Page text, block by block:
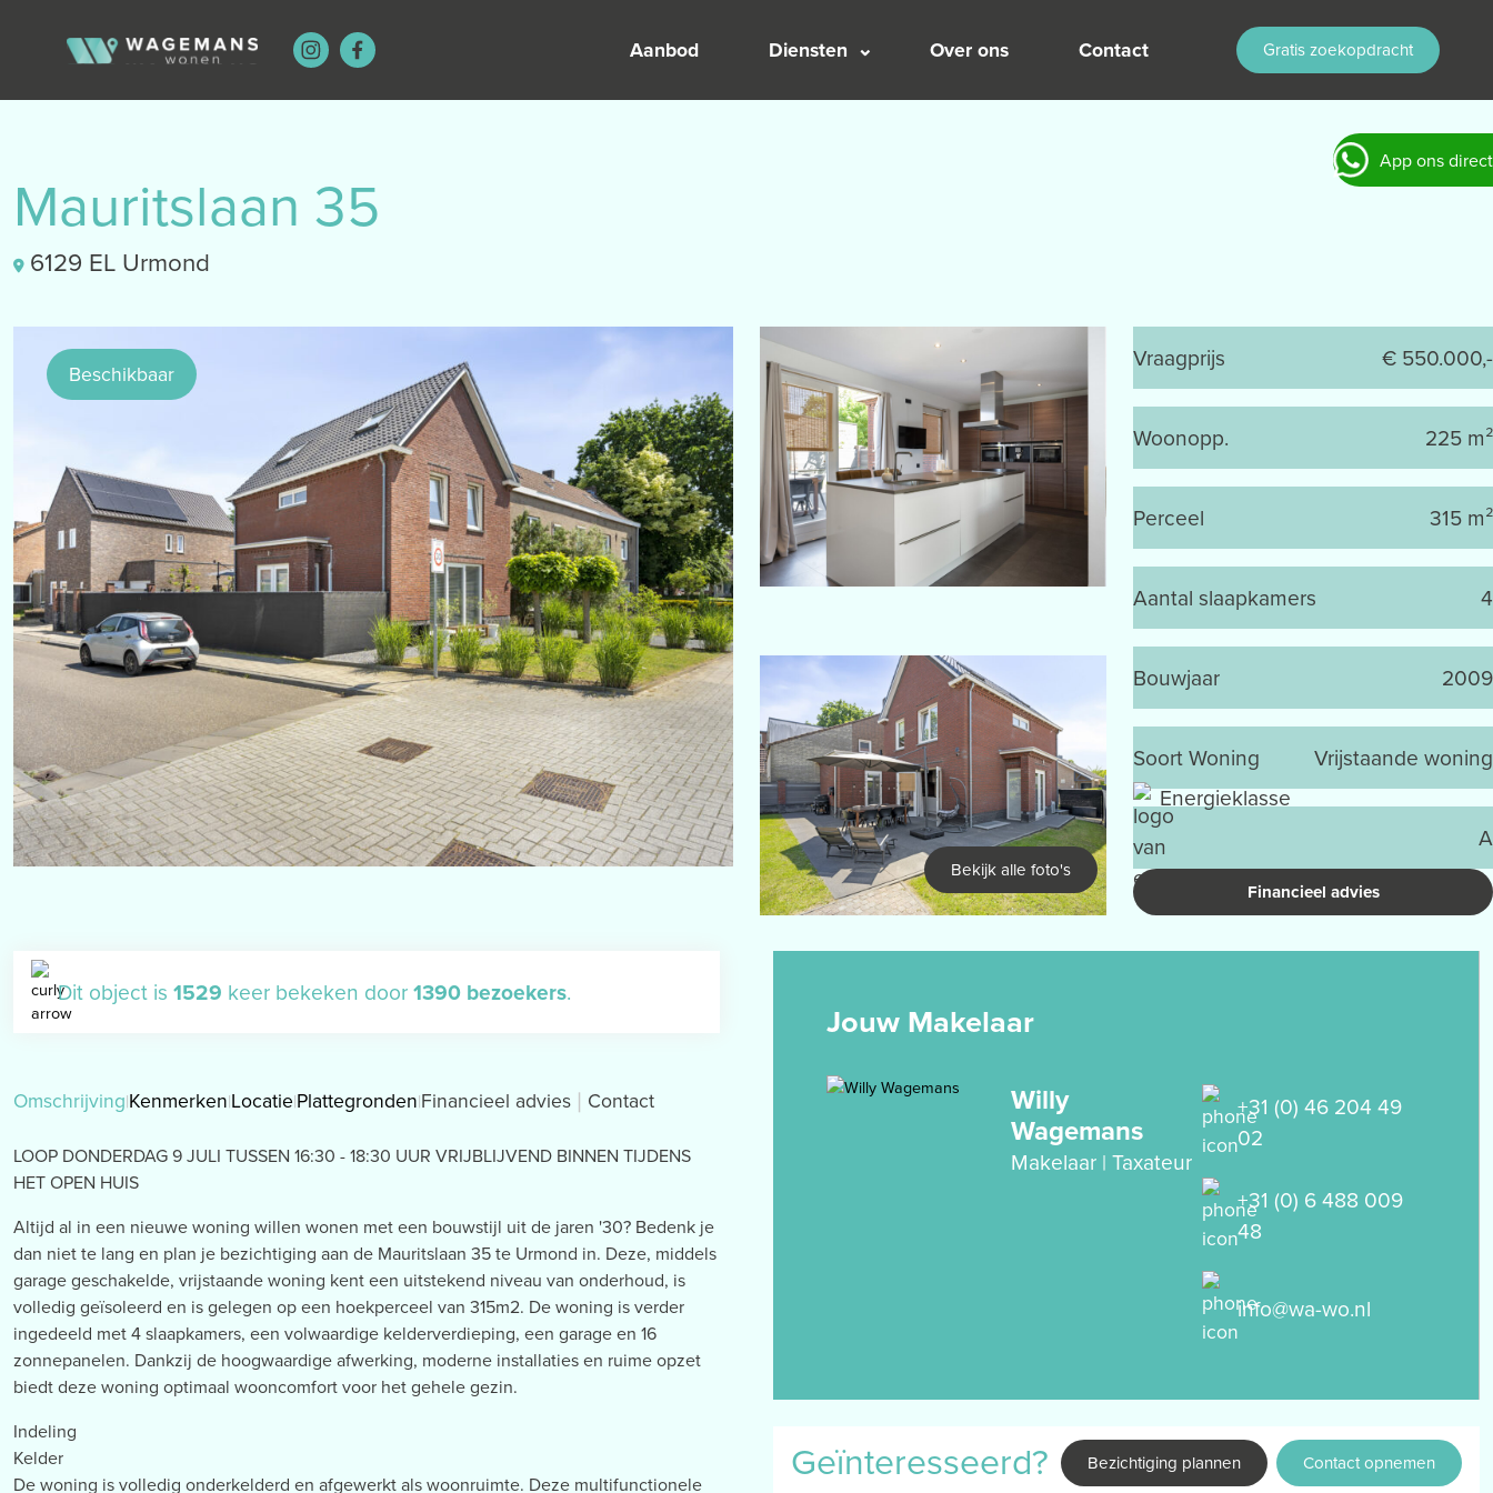
Aanbod Diensten Over ons Contact Gratis zoekopdracht
App ons direct
Mauritslaan 35
6129 EL Urmond
Beschikbaar
Bekijk alle foto's
Vraagprijs € 550.000,-
Woonopp. 225 m²
Perceel 315 m²
Aantal slaapkamers 4
Bouwjaar 2009
Soort Woning
Vrijstaande woning
Energieklasse
A
Financieel advies
Dit object is 1529 keer bekeken door1390 bezoekers.
Omschrijving Kenmerken Locatie Plattegronden Financieel advies Contact
LOOP DONDERDAG 9 JULI TUSSEN 16:30 - 18:30 UUR VRIJBLIJVEND BINNEN TIJDENS
HET OPEN HUIS
Altijd al in een nieuwe woning willen wonen met een bouwstijl uit de jaren '30? Bedenk je
dan niet te lang en plan je bezichtiging aan de Mauritslaan 35 te Urmond in. Deze, middels
garage geschakelde, vrijstaande woning kent een uitstekend niveau van onderhoud, is
volledig geïsoleerd en is gelegen op een hoekperceel van 315m2. De woning is verder
ingedeeld met 4 slaapkamers, een volwaardige kelderverdieping, een garage en 16
zonnepanelen. Dankzij de hoogwaardige afwerking, moderne installaties en ruime opzet
biedt deze woning optimaal wooncomfort voor het gehele gezin.
Indeling
Kelder
De woning is volledig onderkelderd en afgewerkt als woonruimte. Deze multifunctionele
Jouw Makelaar
Willy
Wagemans
Makelaar | Taxateur
+31 (0) 46 204 49
02
+31 (0) 6 488 009
48
info@wa-wo.nl
Geïnteresseerd? Bezichtiging plannen Contact opnemen